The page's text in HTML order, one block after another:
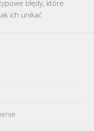
błędy, które
ich unikać